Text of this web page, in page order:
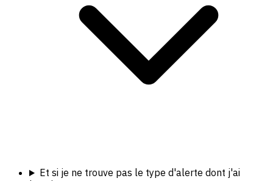
Et si je ne trouve pas le type d'alerte dont j'ai